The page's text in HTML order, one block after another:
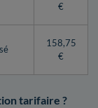
€
158,75
€
tarifaire ?